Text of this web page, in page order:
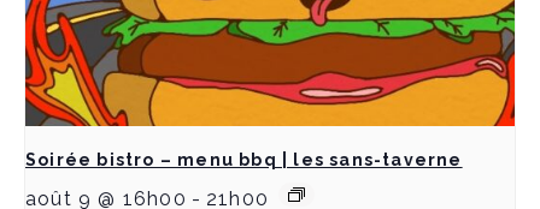
Soirée bistro – menu bbq | les sans-taverne
août 9 @ 16h00 - 21h00